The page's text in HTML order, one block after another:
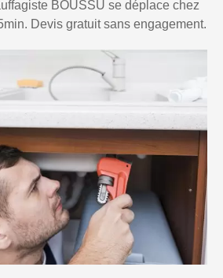
BOUSSU se déplace chez
Devis gratuit sans engagement.